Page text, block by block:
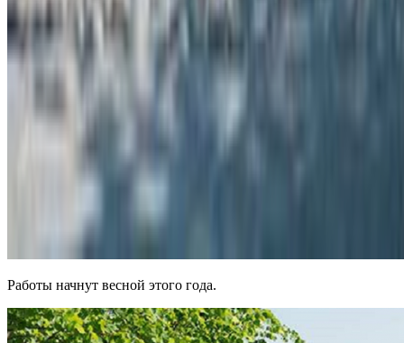
Работы начнут весной этого года.